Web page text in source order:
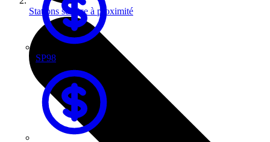
SP98
Stations service à proximité